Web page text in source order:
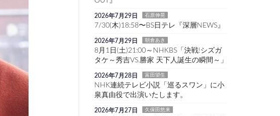
2026年7月29日 石原伸晃
7/30(木)18:58〜BS日テレ『深層NEWS』
2026年7月29日 朝倉あき
8月1日(土)21:00～NHKBS「決戦!シズガ
タケ～秀吉VS.勝家 天下人誕生の瞬間～」
2026年7月28日 富田望生
NHK連続テレビ小説「巡るスワン」に小
泉真由役で出演いたします。
2026年7月27日 久保田悠来